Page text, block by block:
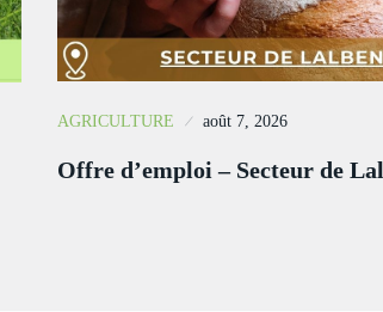
AGRICULTURE août 7, 2026
Offre d’emploi – Secteur de